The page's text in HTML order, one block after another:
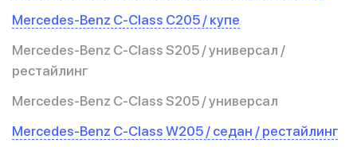
Mercedes-Benz C-Class C205 / купе
Mercedes-Benz C-Class S205 / универсал /
рестайлинг
Mercedes-Benz C-Class S205 / универсал
Mercedes-Benz C-Class W205 / седан / рестайлинг